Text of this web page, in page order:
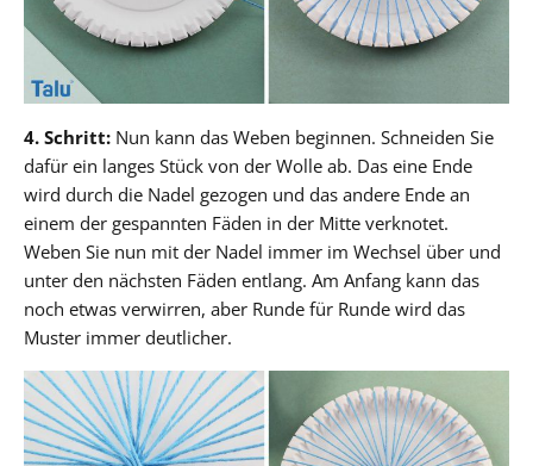
4. Schritt: Nun kann das Weben beginnen. Schneiden Sie
dafür ein langes Stück von der Wolle ab. Das eine Ende
wird durch die Nadel gezogen und das andere Ende an
einem der gespannten Fäden in der Mitte verknotet.
Weben Sie nun mit der Nadel immer im Wechsel über und
unter den nächsten Fäden entlang. Am Anfang kann das
noch etwas verwirren, aber Runde für Runde wird das
Muster immer deutlicher.